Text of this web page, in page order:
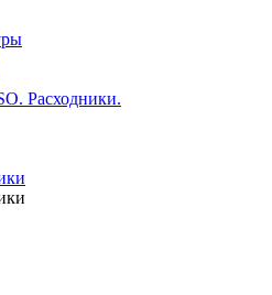
Расходники.